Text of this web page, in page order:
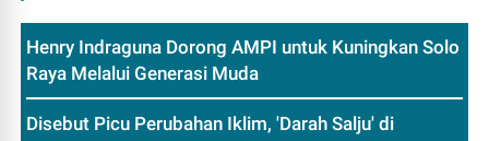
Henry Indraguna Dorong AMPI untuk Kuningkan Solo
Raya Melalui Generasi Muda
Disebut Picu Perubahan Iklim, 'Darah Salju' di